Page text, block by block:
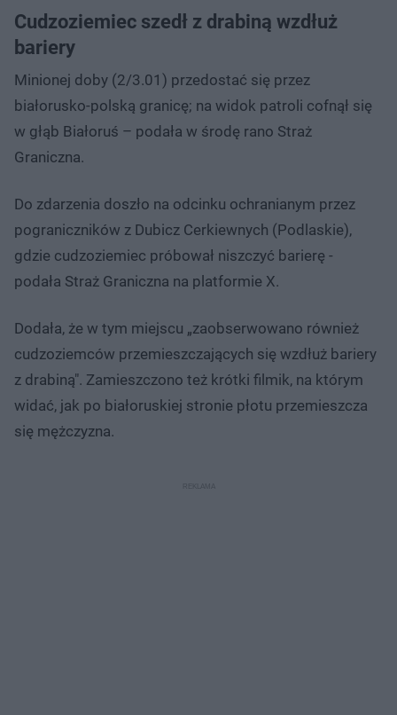
Cudzoziemiec szedł z drabiną wzdłuż
bariery
Minionej doby (2/3.01) przedostać się przez
białorusko-polską granicę; na widok patroli cofnął się
w głąb Białoruś – podała w środę rano Straż
Graniczna.
Do zdarzenia doszło na odcinku ochranianym przez
pograniczników z Dubicz Cerkiewnych (Podlaskie),
gdzie cudzoziemiec próbował niszczyć barierę -
podała Straż Graniczna na platformie X.
Dodała, że w tym miejscu „zaobserwowano również
cudzoziemców przemieszczających się wzdłuż bariery
z drabiną". Zamieszczono też krótki filmik, na którym
widać, jak po białoruskiej stronie płotu przemieszcza
się mężczyzna.